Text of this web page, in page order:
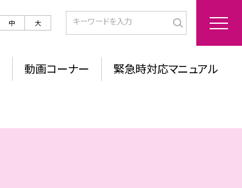
中 大
動画コーナー 緊急時対応マニュアル